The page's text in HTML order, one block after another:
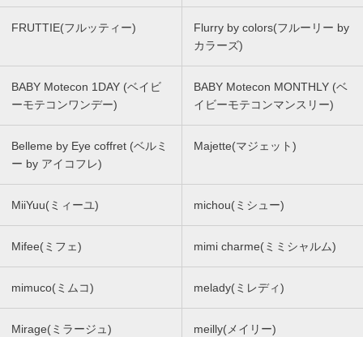
FRUTTIE(フルッティー)
Flurry by colors(フルーリー by
カラーズ)
BABY Motecon 1DAY (ベイビ
ーモテコンワンデー)
BABY Motecon MONTHLY (ベ
イビーモテコンマンスリー)
Belleme by Eye coffret (ベルミ
ー by アイコフレ)
Majette(マジェット)
MiiYuu(ミィーユ) michou(ミシュー)
Mifee(ミフェ) mimi charme(ミミシャルム)
mimuco(ミムコ) melady(ミレディ)
Mirage(ミラージュ) meilly(メイリー)